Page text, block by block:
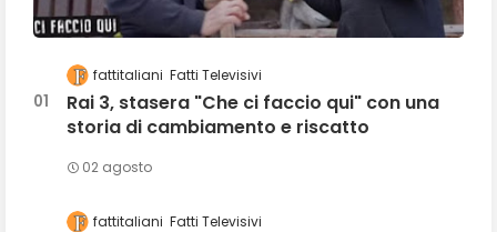
fattitaliani Fatti Televisivi
Rai 3, stasera "Che ci faccio qui" con una
storia di cambiamento e riscatto
02 agosto
fattitaliani Fatti Televisivi